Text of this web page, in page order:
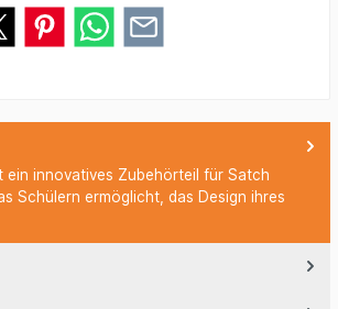
ein innovatives Zubehörteil für Satch
Schülern ermöglicht, das Design ihres